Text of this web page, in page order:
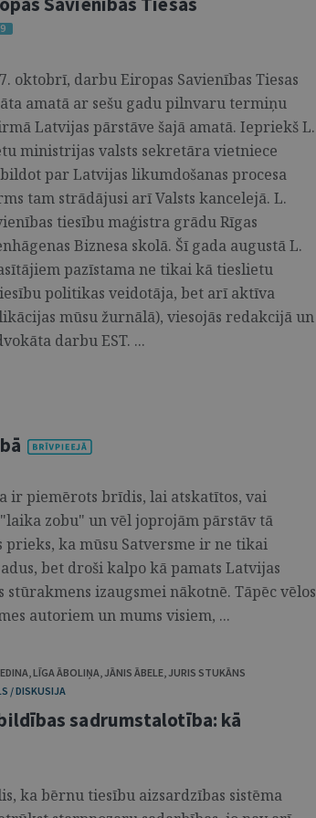
9
oktobrī, darbu Eiropas Savienības Tiesas
amatā ar sešu gadu pilnvaru termiņu
Latvijas pārstāve šajā amatā. Iepriekš L.
ministrijas valsts sekretāra vietniece
par Latvijas likumdošanas procesa
tam strādājusi arī Valsts kancelejā. L.
tiesību maģistra grādu Rīgas
Biznesa skolā. Šī gada augustā L.
pazīstama ne tikai kā tieslietu
politikas veidotāja, bet arī aktīva
mūsu žurnālā), viesojās redakcijā un
darbu EST. ...
ir piemērots brīdis, lai atskatītos, vai
zobu" un vēl joprojām pārstāv tā
ka mūsu Satversme ir ne tikai
bet droši kalpo kā pamats Latvijas
stūrakmens izaugsmei nākotnē. Tāpēc vēlos
autoriem un mums visiem, ...
,LĪGA ĀBOLIŅA, JĀNIS ĀBELE, JURIS STUKĀNS
/ DISKUSIJA
sadrumstalotība: kā
ka bērnu tiesību aizsardzības sistēma